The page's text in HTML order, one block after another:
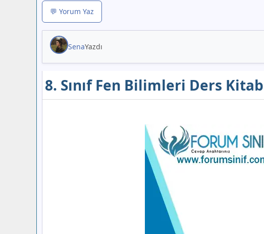
💬 Yorum Yaz
SenaYazdı
8. Sınıf Fen Bilimleri Ders